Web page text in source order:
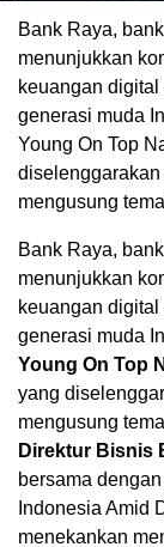
Bank Raya,
menunjukkan
keuangan
generasi muda
Young On Top
mengusung
Bank Raya,
menunjukkan
keuangan
generasi muda
Young On Top
yang
mengusung tema
Direktur Bisnis
bersama
Indonesia Amid
menekankan